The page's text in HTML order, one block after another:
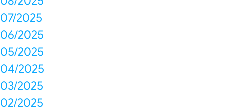
07/2025
06/2025
05/2025
04/2025
03/2025
02/2025